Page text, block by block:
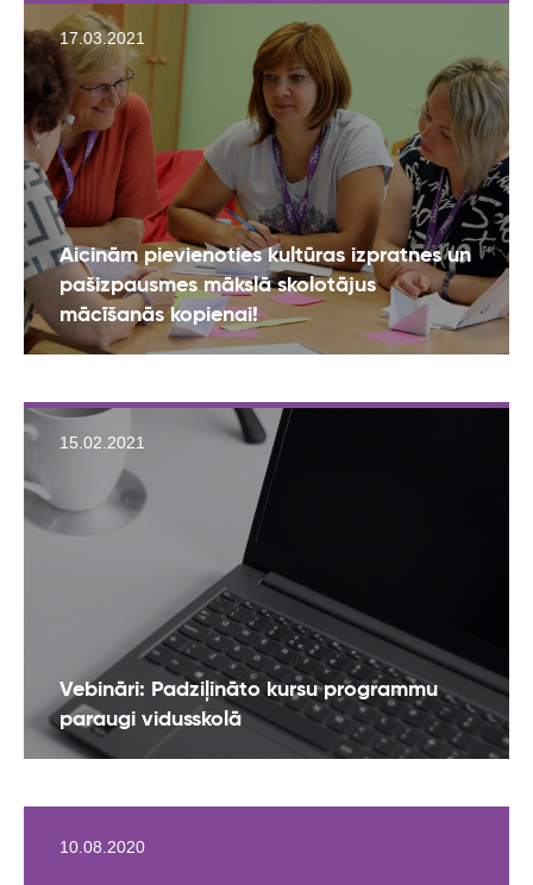
17.03.2021
Aicinām pievienoties kultūras izpratnes un
pašizpausmes mākslā skolotājus
mācīšanās kopienai!
15.02.2021
Vebināri: Padziļināto kursu programmu
paraugi vidusskolā
10.08.2020